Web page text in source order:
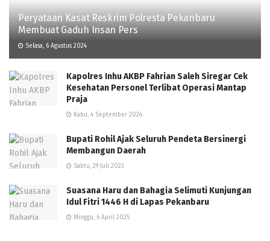
Peryataan Kasat Reskrim Polresta Pekanbaru
Membuat Gaduh Insan Pers
Selasa, 6 Agustus 2024
Kapolres Inhu AKBP Fahrian Saleh Siregar Cek
Kesehatan Personel Terlibat Operasi Mantap
Praja
Rabu, 4 September 2024
Bupati Rohil Ajak Seluruh Pendeta Bersinergi
Membangun Daerah
Sabtu, 29 Juli 2023
Suasana Haru dan Bahagia Selimuti Kunjungan
Idul Fitri 1446 H di Lapas Pekanbaru
Minggu, 6 April 2025